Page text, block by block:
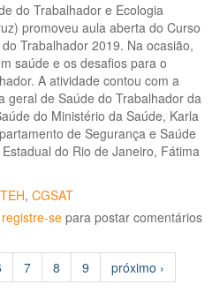
do Trabalhador e Ecologia
promoveu aula aberta do Curso
Trabalhador 2019. Na ocasião,
saúde e os desafios para o
A atividade contou com a
geral de Saúde do Trabalhador da
do Ministério da Saúde, Karla
de Segurança e Saúde
do Rio de Janeiro, Fátima
, CGSAT
registre-se para postar comentários
7 8 9
próximo ›